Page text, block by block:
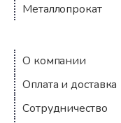
Металлопрокат
Компания
О компании
Оплата и доставка
Сотрудничество